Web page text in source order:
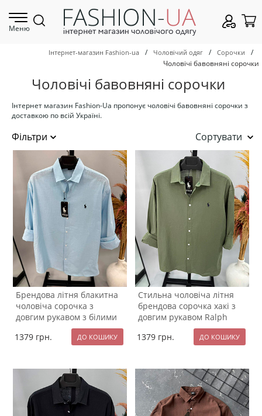
Меню
Інтернет-магазин Fashion-ua / Чоловічий одяг / Сорочки
/
Чоловічі бавовняні сорочки
Чоловічі бавовняні сорочки
Інтернет магазин Fashion-Ua пропонує чоловічі бавовняні сорочки з
доставкою по всій Україні.
Сортувати
Брендова літня блакитна
чоловіча сорочка з
довгим рукавом з білими
гудзиками Р-1593
1379 грн.
Стильна чоловіча літня
брендова сорочка хакі з
довгим рукавом Ralph
Lauren Р-1592
1379 грн.